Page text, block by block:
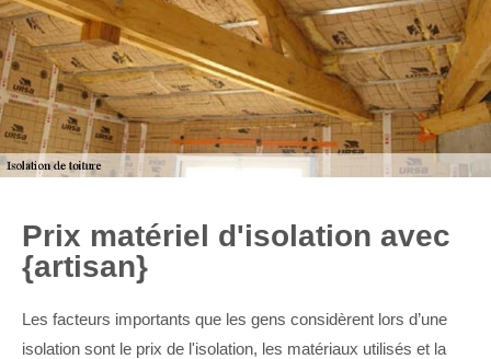
Prix matériel d'isolation avec
{artisan}
Les facteurs importants que les gens considèrent lors d’une
isolation sont le prix de l'isolation, les matériaux utilisés et la